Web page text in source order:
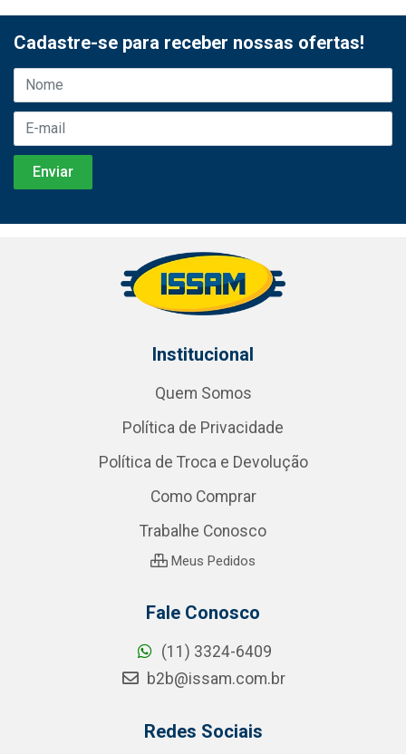
Cadastre-se para receber nossas ofertas!
Institucional
Quem Somos
Política de Privacidade
Política de Troca e Devolução
Como Comprar
Trabalhe Conosco
Meus Pedidos
Fale Conosco
(11) 3324-6409
b2b@issam.com.br
Redes Sociais